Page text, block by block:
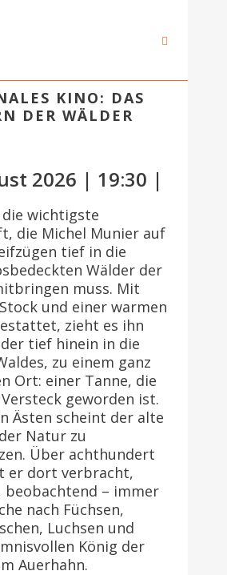
KINO: DAS
DER WÄLDER
2026 | 19:30 |
wichtigste
die Michel Munier auf
tief in die
Wälder der
muss. Mit
und einer warmen
zieht es ihn
tief hinein in die
zu einem ganz
Ort: einer Tanne, die
geworden ist.
Ästen scheint der alte
Natur zu
Über achthundert
er dort verbracht,
beobachtend – immer
nach Füchsen,
Luchsen und
König der
Auerhahn.